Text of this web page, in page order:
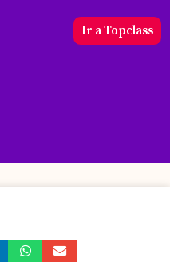
Ir a Topclass